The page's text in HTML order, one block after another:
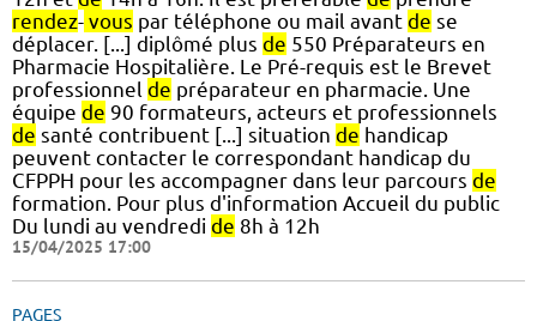
rendez- vous par téléphone ou mail avant de se
déplacer. [...] diplômé plus de 550 Préparateurs en
Pharmacie Hospitalière. Le Pré-requis est le Brevet
professionnel de préparateur en pharmacie. Une
équipe de 90 formateurs, acteurs et professionnels
de santé contribuent [...] situation de handicap
peuvent contacter le correspondant handicap du
CFPPH pour les accompagner dans leur parcours de
formation. Pour plus d'information Accueil du public
Du lundi au vendredi de 8h à 12h
15/04/2025 17:00
PAGES